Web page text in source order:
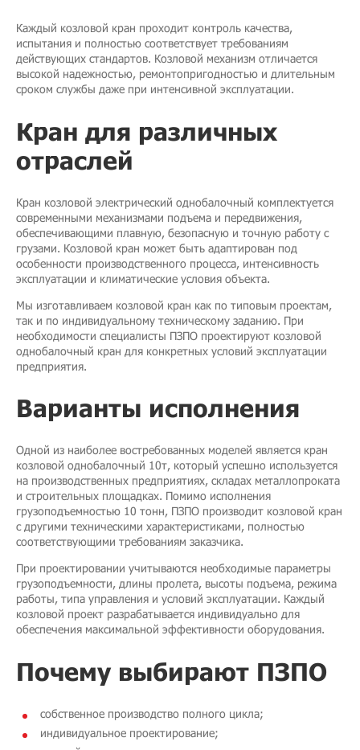
Каждый козловой кран проходит контроль качества,
испытания и полностью соответствует требованиям
действующих стандартов. Козловой механизм отличается
высокой надежностью, ремонтопригодностью и длительным
сроком службы даже при интенсивной эксплуатации.
Кран для различных
отраслей
Кран козловой электрический однобалочный комплектуется
современными механизмами подъема и передвижения,
обеспечивающими плавную, безопасную и точную работу с
грузами. Козловой кран может быть адаптирован под
особенности производственного процесса, интенсивность
эксплуатации и климатические условия объекта.
Мы изготавливаем козловой кран как по типовым проектам,
так и по индивидуальному техническому заданию. При
необходимости специалисты ПЗПО проектируют козловой
однобалочный кран для конкретных условий эксплуатации
предприятия.
Варианты исполнения
Одной из наиболее востребованных моделей является кран
козловой однобалочный 10т, который успешно используется
на производственных предприятиях, складах металлопроката
и строительных площадках. Помимо исполнения
грузоподъемностью 10 тонн, ПЗПО производит козловой кран
с другими техническими характеристиками, полностью
соответствующими требованиям заказчика.
При проектировании учитываются необходимые параметры
грузоподъемности, длины пролета, высоты подъема, режима
работы, типа управления и условий эксплуатации. Каждый
козловой проект разрабатывается индивидуально для
обеспечения максимальной эффективности оборудования.
Почему выбирают ПЗПО
собственное производство полного цикла;
индивидуальное проектирование;